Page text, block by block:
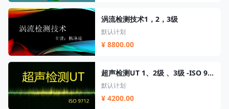
涡流检测技术1，2，3级
默认计划
¥ 8800.00
超声检测UT 1、2级 、3级 -ISO 9712 &amp; 特种设备 基础理论
默认计划
¥ 4200.00